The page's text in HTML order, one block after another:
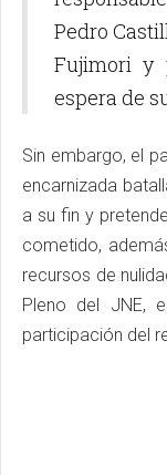
Pedro
Fujimori y
espera de
Sin embargo, el
encarnizada
a su fin y
cometido,
recursos de
Pleno del JNE,
participación del